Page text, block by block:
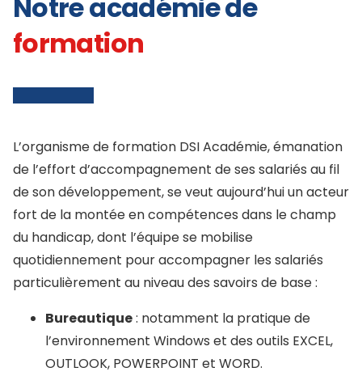
Notre académie de
formation
L’organisme de formation DSI Académie, émanation
de l’effort d’accompagnement de ses salariés au fil
de son développement, se veut aujourd’hui un acteur
fort de la montée en compétences dans le champ
du handicap, dont l’équipe se mobilise
quotidiennement pour accompagner les salariés
particulièrement au niveau des savoirs de base :
Bureautique: notamment la pratique de
l’environnement Windows et des outils EXCEL,
OUTLOOK, POWERPOINT et WORD.